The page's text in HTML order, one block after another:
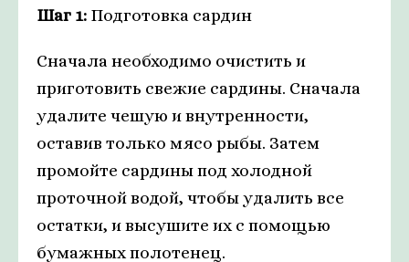
Шаг 1: Подготовка сардин
Сначала необходимо очистить и
приготовить свежие сардины. Сначала
удалите чешую и внутренности,
оставив только мясо рыбы. Затем
промойте сардины под холодной
проточной водой, чтобы удалить все
остатки, и высушите их с помощью
бумажных полотенец.